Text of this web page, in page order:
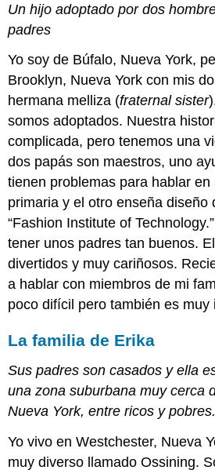
Un hijo adoptado por dos
padres
Yo soy de Búfalo, Nueva York,
Brooklyn, Nueva York con mis
hermana melliza (fraternal sister
somos adoptados. Nuestra
complicada, pero tenemos una
dos papás son maestros, uno
tienen problemas para hablar en
primaria y el otro enseña diseño
“Fashion Institute of
tener unos padres tan buenos.
divertidos y muy cariñosos.
a hablar con miembros de mi
poco difícil pero también es muy
La familia de Erika
Sus padres son casados y ella
una zona suburbana muy cerca
Nueva York, entre ricos y pobres.
Yo vivo en Westchester, Nueva
muy diverso llamado Ossining.